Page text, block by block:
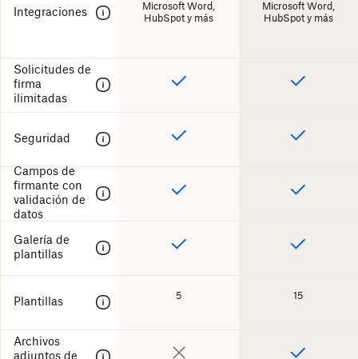
Integraciones
Solicitudes de
firma
ilimitadas
Seguridad
Campos de
firmante con
validación de
datos
Galería de
plantillas
Plantillas
Archivos
Microsoft Word,
HubSpot y más
5
Microsoft Word,
HubSpot y más
15